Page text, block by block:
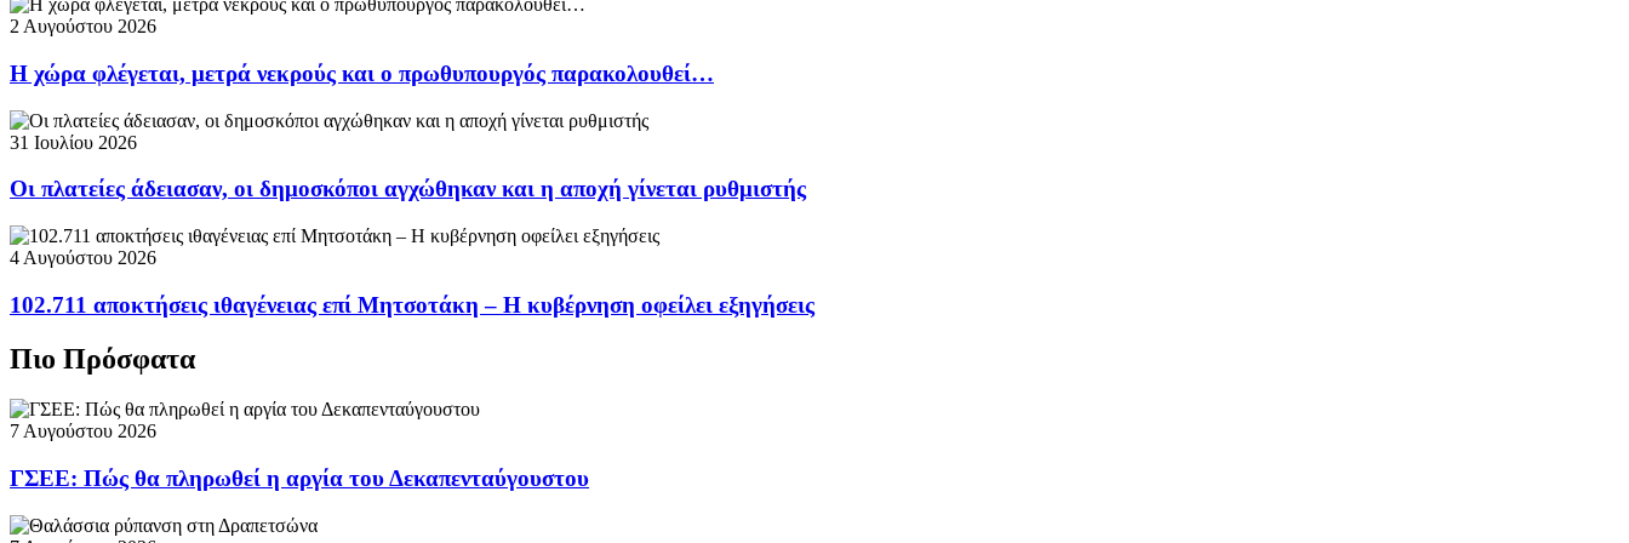
2 Αυγούστου 2026
Η χώρα φλέγεται, μετρά νεκρούς και ο πρωθυπουργός παρακολουθεί…
31 Ιουλίου 2026
Οι πλατείες άδειασαν, οι δημοσκόποι αγχώθηκαν και η αποχή γίνεται ρυθμιστής
4 Αυγούστου 2026
102.711 αποκτήσεις ιθαγένειας επί Μητσοτάκη – Η κυβέρνηση οφείλει εξηγήσεις
Πιο Πρόσφατα
7 Αυγούστου 2026
ΓΣΕΕ: Πώς θα πληρωθεί η αργία του Δεκαπενταύγουστου